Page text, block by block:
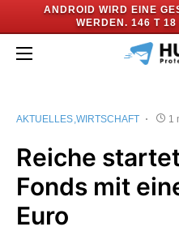
ANDROID WIRD EINE
WERDEN. 146 T 18
AKTUELLES WIRTSCHAFT 1
Reiche
Fonds mit
Euro